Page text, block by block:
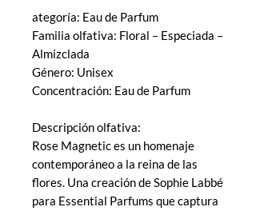
ategoría: Eau de Parfum
Familia olfativa: Floral – Especiada –
Almizclada
Género: Unisex
Concentración: Eau de Parfum
Descripción olfativa:
Rose Magnetic es un homenaje
contemporáneo a la reina de las
flores. Una creación de Sophie Labbé
para Essential Parfums que captura